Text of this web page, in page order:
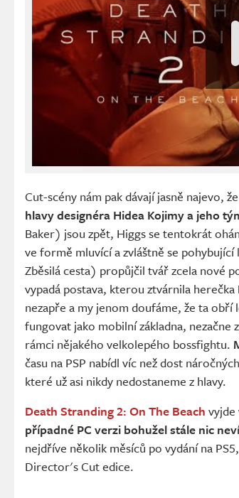
Cut-scény nám pak dávají jasně najevo,
hlavy designéra Hidea Kojimy a jeho
Baker) jsou zpět, Higgs se tentokrát
ve formě mluvící a zvláštně se
Zběsilá cesta) propůjčil tvář zcela nové
vypadá postava, kterou ztvárnila herečka
nezapře a my jenom doufáme, že ta
fungovat jako mobilní základna,
rámci nějakého velkolepého bossfightu.
času na PSP nabídl víc než dost
které už asi nikdy nedostaneme z hlavy.
Death Stranding 2: On The Beach vyjde
případné PC verzi bohužel stále nic
nejdříve několik měsíců po vydání na
Director's Cut edice.